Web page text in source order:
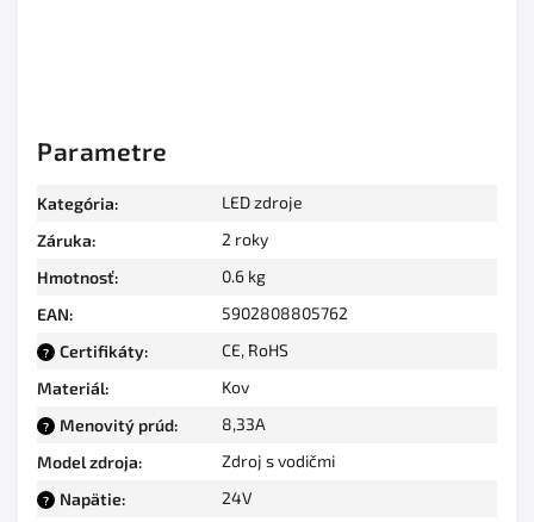
Parametre
Kategória:
LED zdroje
Záruka:
2 roky
Hmotnosť:
0.6 kg
EAN: 5902808805762
? Certifikáty:
CE, RoHS
Materiál: Kov
? Menovitý prúd:
8,33A
Model zdroja: Zdroj s vodičmi
? Napätie:
24V